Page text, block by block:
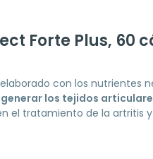
Forte Plus, 60
con los nutrientes
los tejidos
el tratamiento de la artritis y